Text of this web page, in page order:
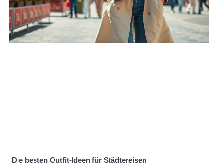
Die besten Outfit-Ideen für Städtereisen